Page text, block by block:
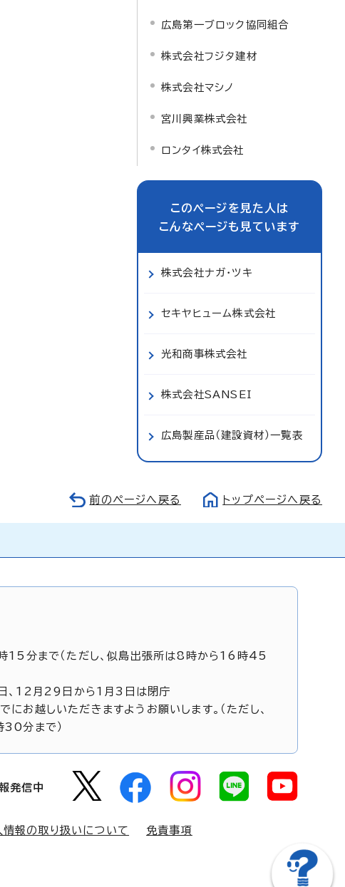
広島第一ブロック協同組合
株式会社フジタ建材
株式会社マシノ
宮川興業株式会社
ロンタイ株式会社
このページを見た人は
こんなページも見ています
株式会社ナガ・ツキ
セキヤヒューム株式会社
光和商事株式会社
株式会社SANSEI
広島製産品（建設資材）一覧表
前のページへ戻る トップページへ戻る
分まで（ただし、似島出張所は8時から16時45
、12月29日から1月3日は閉庁
にお越しいただきますようお願いします。（ただし、
分まで）
発信中
情報の取り扱いについて 免責事項